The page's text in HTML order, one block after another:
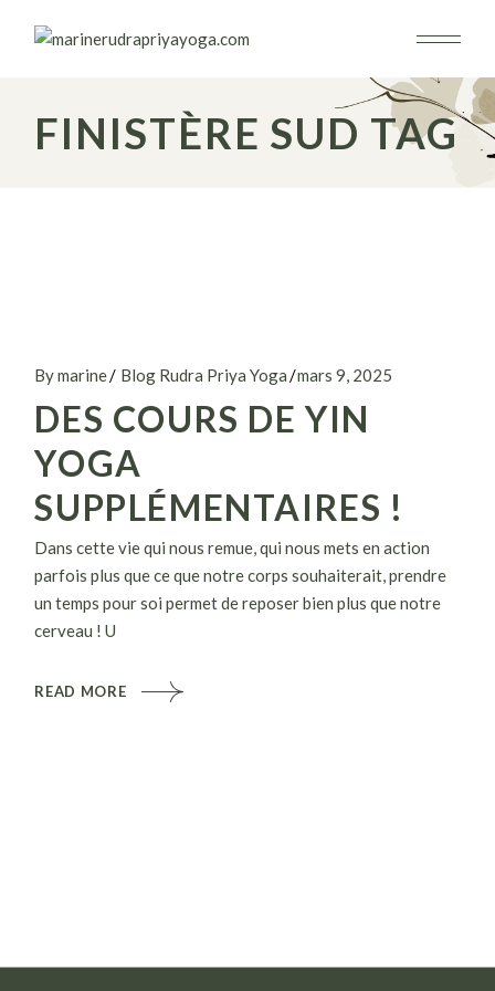
FINISTÈRE SUD TAG
By marine Blog Rudra Priya Yoga mars 9, 2025
DES COURS DE YIN
YOGA
SUPPLÉMENTAIRES !
Dans cette vie qui nous remue, qui nous mets en action
parfois plus que ce que notre corps souhaiterait, prendre
un temps pour soi permet de reposer bien plus que notre
cerveau ! U
READ MORE